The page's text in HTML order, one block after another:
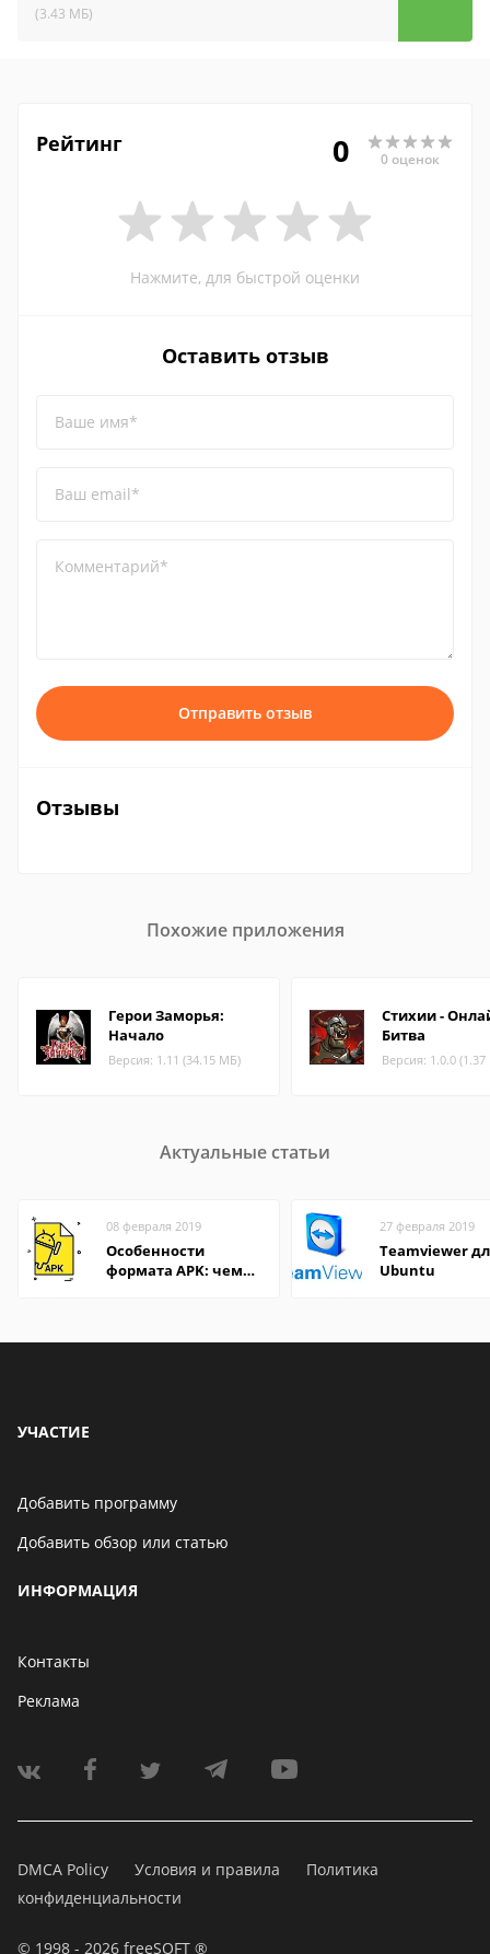
(3.43 МБ)
Рейтинг 0 0 оценок
Нажмите, для быстрой оценки
Оставить отзыв
Ваше имя*
Ваш email*
Комментарий*
Отправить отзыв
Отзывы
Похожие приложения
Герои Заморья:
Начало
Версия: 1.11 (34.15 МБ)
Стихии -
Битва
Версия: 1.0.0
Актуальные статьи
08 февраля 2019
Особенности
формата APK: чем
27 февраля 2019
Teamviewer
Ubuntu
УЧАСТИЕ
Добавить программу
Добавить обзор или статью
ИНФОРМАЦИЯ
Контакты
Реклама
DMCA Policy Условия и правила
Политика
конфиденциальности
© 1998 - 2026 freeSOFT ®